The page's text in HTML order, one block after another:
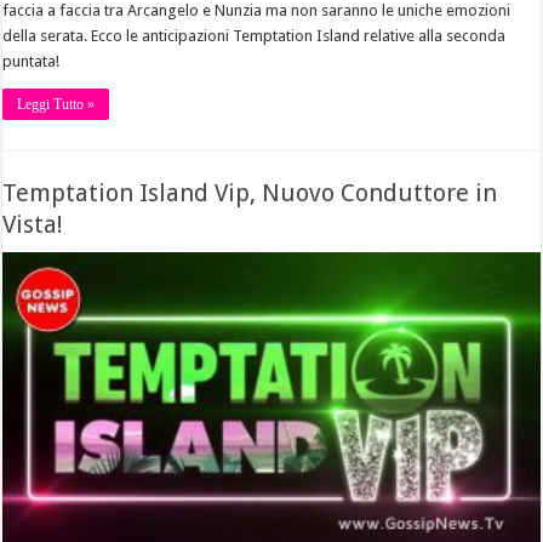
faccia a faccia tra Arcangelo e Nunzia ma non saranno le uniche emozioni
della serata. Ecco le anticipazioni Temptation Island relative alla seconda
puntata!
Leggi Tutto »
Temptation Island Vip, Nuovo Conduttore in
Vista!